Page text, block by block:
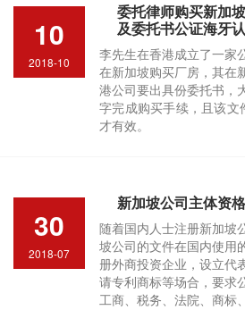
10
2018-10
委托律师购买新加
及委托书公证海牙
李先生在香港成立了一家
在新加坡购买厂房，其在
港公司要出具份委托书，
字完成购买手续，且该
才有效。
30
2018-07
新加坡公司主体资
随着国内人士注册新加坡
坡公司的文件在国内使用
册外商投资企业，设立代
请专利商标等场合，要求
工商、税务、法院、商标